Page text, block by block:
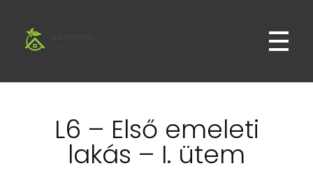
L6 – Első emeleti
lakás – I. ütem